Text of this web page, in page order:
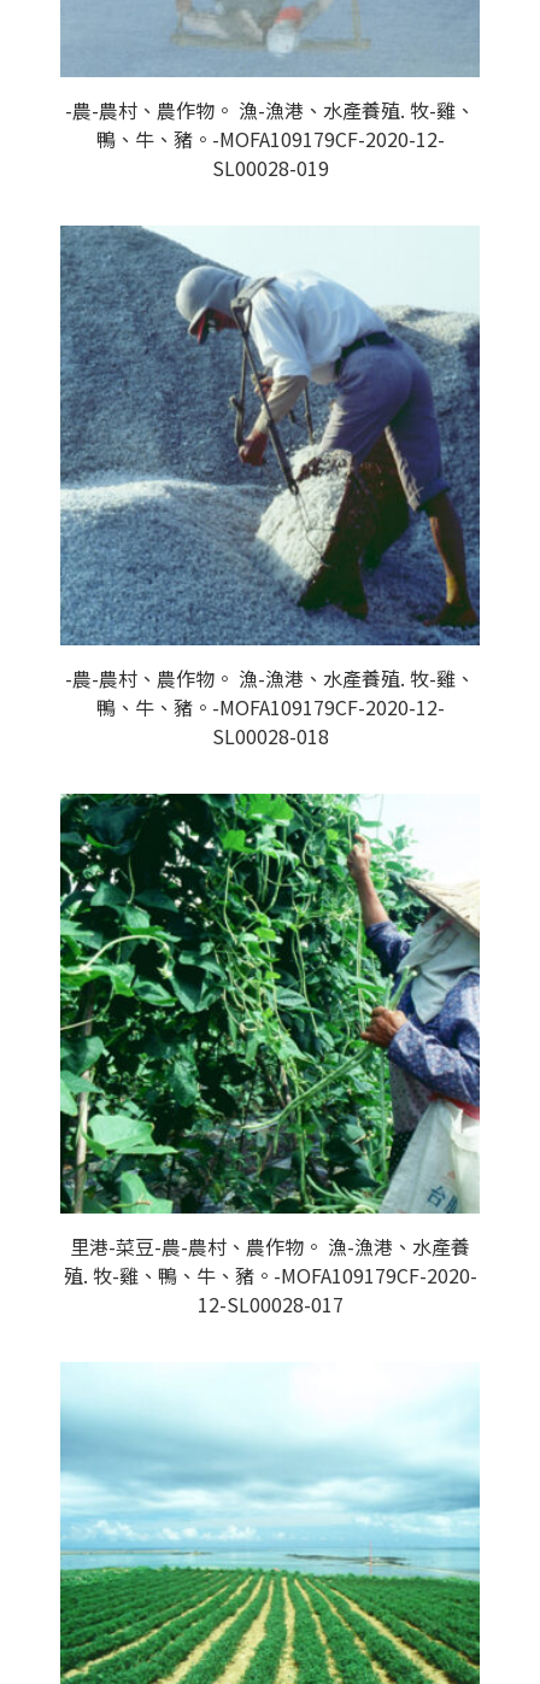
-農-農村、農作物。 漁-漁港、水產養殖. 牧-雞、
鴨、牛、豬。-MOFA109179CF-2020-12-
SL00028-019
-農-農村、農作物。 漁-漁港、水產養殖. 牧-雞、
鴨、牛、豬。-MOFA109179CF-2020-12-
SL00028-018
里港-菜豆-農-農村、農作物。 漁-漁港、水產養
殖. 牧-雞、鴨、牛、豬。-MOFA109179CF-2020-
12-SL00028-017